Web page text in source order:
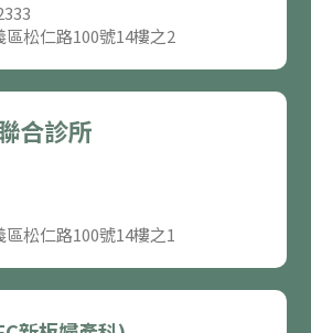
松仁路100號14樓之2
合診所
松仁路100號14樓之1